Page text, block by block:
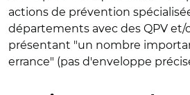
actions de prévention
départements avec des QPV
présentant "un nombre
errance" (pas d'enveloppe